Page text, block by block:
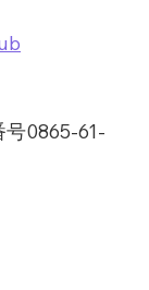
号0865-61-